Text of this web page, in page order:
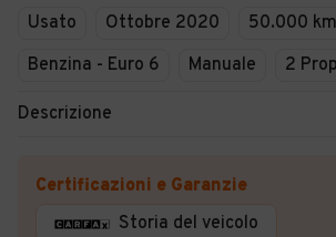
Usato Ottobre 2020
50.000 km
Benzina - Euro 6
Manuale 2
Descrizione
Certificazioni e Garanzie
Storia del veicolo